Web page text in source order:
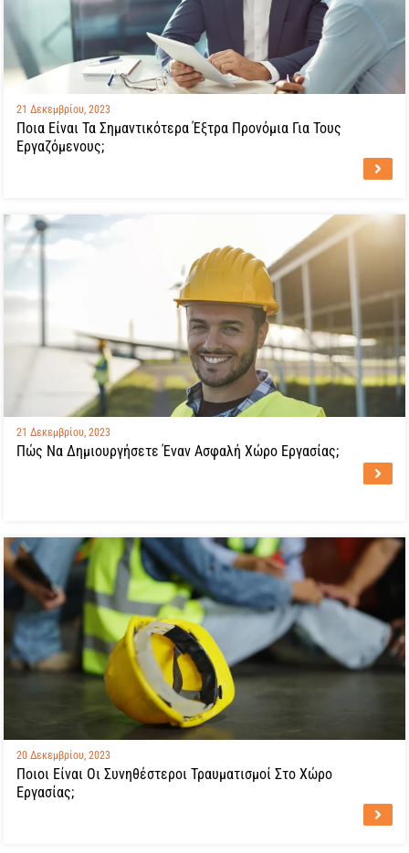
21 Δεκεμβρίου, 2023
Ποια Είναι Τα Σημαντικότερα Έξτρα Προνόμια Για Τους
Εργαζόμενους;
21 Δεκεμβρίου, 2023
Πώς Να Δημιουργήσετε Έναν Ασφαλή Χώρο Εργασίας;
20 Δεκεμβρίου, 2023
Ποιοι Είναι Οι Συνηθέστεροι Τραυματισμοί Στο Χώρο
Εργασίας;